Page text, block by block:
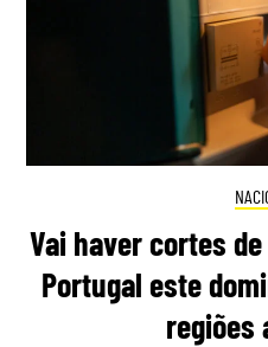
Vai haver cortes
Portugal este
regiões